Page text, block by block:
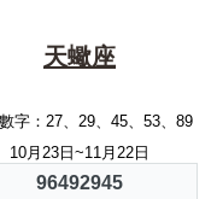
天蠍座
字：27、29、45、53、89
10月23日~11月22日
96492945